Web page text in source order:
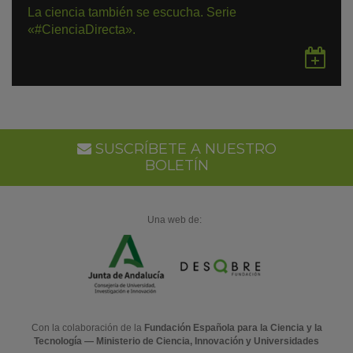
La ciencia también se escucha. Serie
«#CienciaDirecta».
en
SUSCRÍBETE A NUESTRO
BOLETÍN
Una web de:
Con la colaboración de la Fundación Española para la Ciencia y la
Tecnología — Ministerio de Ciencia, Innovación y Universidades